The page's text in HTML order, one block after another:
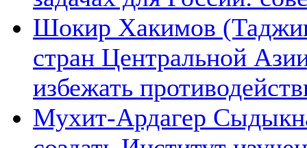
Шокир Хакимов
стран Центральной
избежать
Мухит-Ардагер